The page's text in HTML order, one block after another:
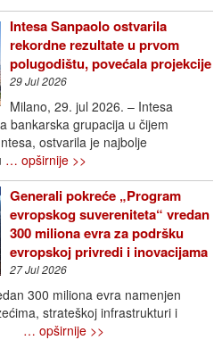
Intesa Sanpaolo ostvarila
rekordne rezultate u prvom
polugodištu, povećala projekcije
29 Jul 2026
Milano, 29. jul 2026. – Intesa
bankarska grupacija u čijem
ostvarila je najbolje
… opširnije >>
Generali pokreće „Program
evropskog suvereniteta“ vredan
300 miliona evra za podršku
evropskoj privredi i inovacijama
27 Jul 2026
300 miliona evra namenjen
strateškoj infrastrukturi i
… opširnije >>